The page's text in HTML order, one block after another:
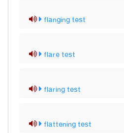
flanging test
flare test
flaring test
flattening test